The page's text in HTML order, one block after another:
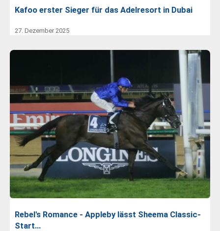
Kafoo erster Sieger für das Adelresort in Dubai
27. Dezember 2025
Rebel's Romance - Appleby lässt Sheema Classic-
Start…